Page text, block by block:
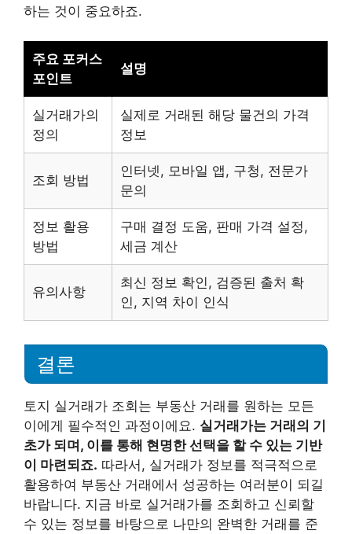
하는 것이 중요하죠.
주요 포커스
포인트
설명
실거래가의
정의
실제로 거래된 해당 물건의 가격
정보
조회 방법
인터넷, 모바일 앱, 구청, 전문가
문의
정보 활용
방법
구매 결정 도움, 판매 가격 설정,
세금 계산
유의사항
최신 정보 확인, 검증된 출처 확
인, 지역 차이 인식
결론
토지 실거래가 조회는 부동산 거래를 원하는 모든
이에게 필수적인 과정이에요. 실거래가는 거래의 기
초가 되며, 이를 통해 현명한 선택을 할 수 있는 기반
이 마련되죠. 따라서, 실거래가 정보를 적극적으로
활용하여 부동산 거래에서 성공하는 여러분이 되길
바랍니다. 지금 바로 실거래가를 조회하고 신뢰할
수 있는 정보를 바탕으로 나만의 완벽한 거래를 준